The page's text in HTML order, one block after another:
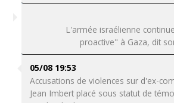
L'armée israélienne
proactive" à Gaza, dit
05/08 19:53
Accusations de violences sur d'ex-
Jean Imbert placé sous statut de